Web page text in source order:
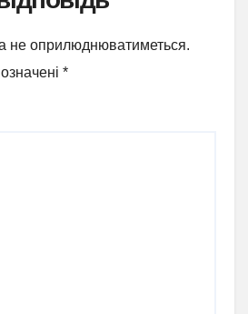
не оприлюднюватиметься.
*